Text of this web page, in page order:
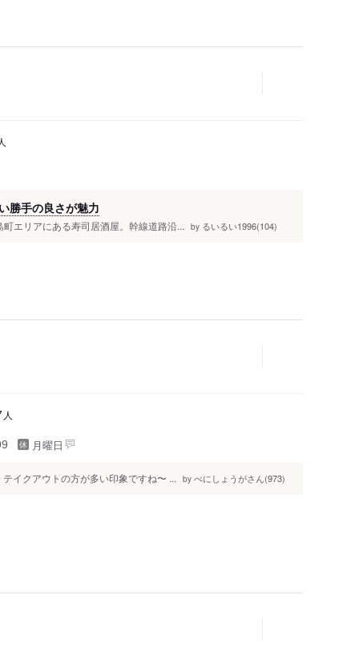
勝手の良さが魅力
エリアにある寿司居酒屋。幹線道路沿... by るいるい1996(104)
人
月曜日
イクアウトの方が多い印象ですね〜 ... by べにしょうがさん(973)